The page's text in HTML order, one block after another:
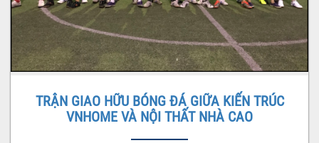
TRẬN GIAO HỮU BÓNG ĐÁ GIỮA KIẾN TRÚC
VNHOME VÀ NỘI THẤT NHÀ CAO